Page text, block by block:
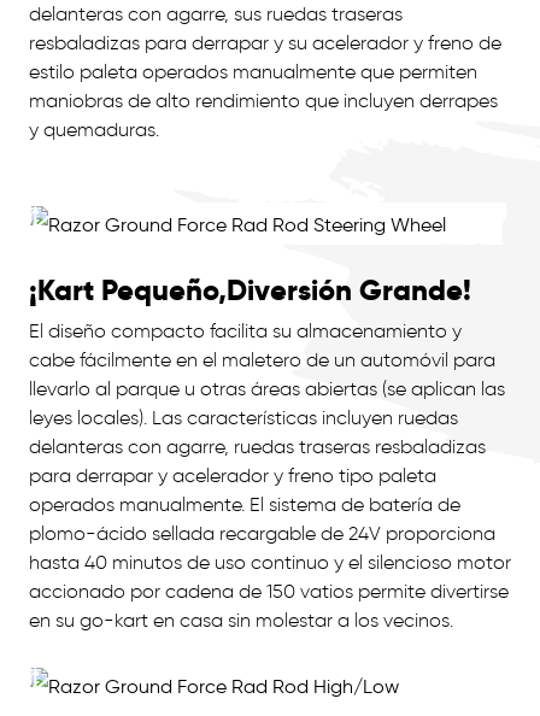
delanteras con agarre, sus ruedas traseras
resbaladizas para derrapar y su acelerador y freno de
estilo paleta operados manualmente que permiten
maniobras de alto rendimiento que incluyen derrapes
y quemaduras.
¡Kart Pequeño,Diversión Grande!
El diseño compacto facilita su almacenamiento y
cabe fácilmente en el maletero de un automóvil para
llevarlo al parque u otras áreas abiertas (se aplican las
leyes locales). Las características incluyen ruedas
delanteras con agarre, ruedas traseras resbaladizas
para derrapar y acelerador y freno tipo paleta
operados manualmente. El sistema de batería de
plomo-ácido sellada recargable de 24V proporciona
hasta 40 minutos de uso continuo y el silencioso motor
accionado por cadena de 150 vatios permite divertirse
en su go-kart en casa sin molestar a los vecinos.